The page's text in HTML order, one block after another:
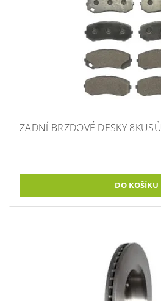
ZADNÍ BRZDOVÉ DESKY 8KUSŮ